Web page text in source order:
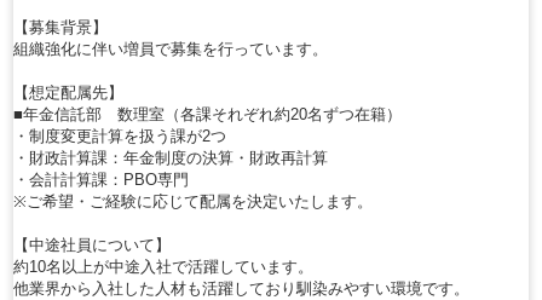
【募集背景】
組織強化に伴い増員で募集を行っています。
【想定配属先】
■年金信託部 数理室（各課それぞれ約20名ずつ在籍）
・制度変更計算を扱う課が2つ
・財政計算課：年金制度の決算・財政再計算
・会計計算課：PBO専門
※ご希望・ご経験に応じて配属を決定いたします。
【中途社員について】
約10名以上が中途入社で活躍しています。
他業界から入社した人材も活躍しており馴染みやすい環境です。